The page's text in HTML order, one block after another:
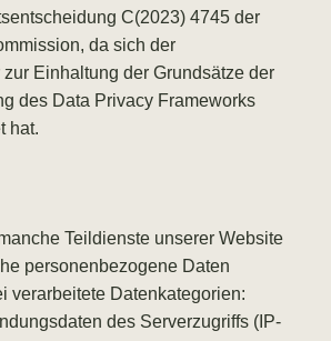
C(2023) 4745 der
da sich der
Einhaltung der Grundsätze der
des Data Privacy Frameworks
hat.
Teildienste unserer Website
personenbezogene Daten
verarbeitete Datenkategorien:
des Serverzugriffs (IP-